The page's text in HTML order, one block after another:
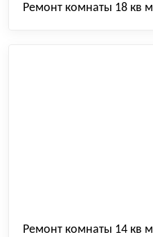
Ремонт комнаты 18 кв м
Ремонт комнаты 14 кв м